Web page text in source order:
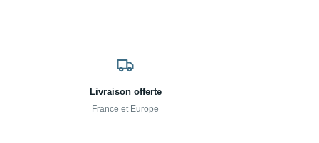
Livraison offerte
France et Europe